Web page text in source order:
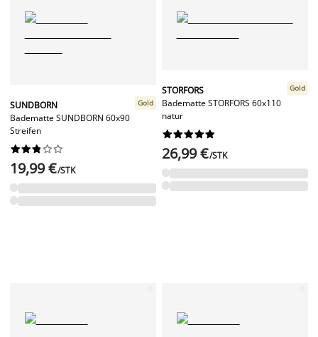
SUNDBORN
Badematte SUNDBORN 60x90
Streifen
Gold






19,99 €/STK
STORFORS
Badematte STORFORS 60x110
natur
Gold






26,99 €/STK